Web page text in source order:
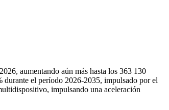
aumentando aún más hasta los 363 130
durante el período 2026-2035, impulsado por el
impulsando una aceleración